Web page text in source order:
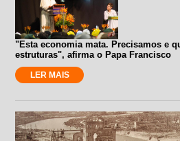
"Esta economia mata. Precisamos e
estruturas", afirma o Papa Francisco
LER MAIS